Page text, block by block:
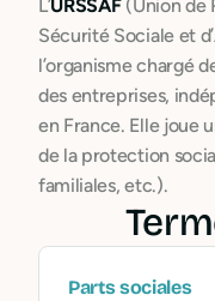
L’URSSAF(Union de
Sécurité Sociale et
l’organisme chargé
des entreprises,
en France. Elle joue
de la protection
familiales, etc.).
Parts sociales